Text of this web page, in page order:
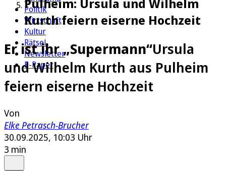
Politik
Wirtschaft
Kultur
Rätsel
Newsletter
E-Paper
Kurth feiern eiserne Hochzeit
Er ist ihr „Supermann“Ursula
und Wilhelm Kurth aus Pulheim
feiern eiserne Hochzeit
Von
Elke Petrasch-Brucher
30.09.2025, 10:03 Uhr
3 min